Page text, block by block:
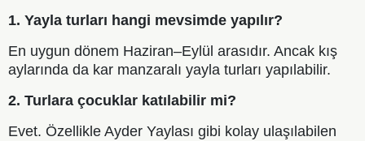
1. Yayla turları hangi mevsimde yapılır?
En uygun dönem Haziran–Eylül arasıdır. Ancak kış
aylarında da kar manzaralı yayla turları yapılabilir.
2. Turlara çocuklar katılabilir mi?
Evet. Özellikle Ayder Yaylası gibi kolay ulaşılabilen